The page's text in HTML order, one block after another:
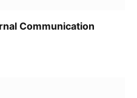
Communication